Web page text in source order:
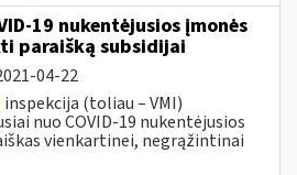
19 nukentėjusios įmonės
paraišką subsidijai
04-22
inspekcija (toliau – VMI)
nuo COVID-19 nukentėjusios
vienkartinei, negrąžintinai